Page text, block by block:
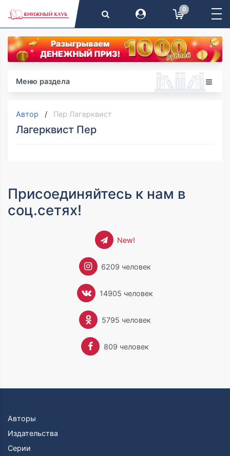
0
Меню раздела
Автор Пер Лагерквист
Лагерквист Пер
Присоединяйтесь к нам в
соц.сетях!
New!
6209 человек
14905 человек
5795 человек
809 человек
Авторы
Издательства
Серии